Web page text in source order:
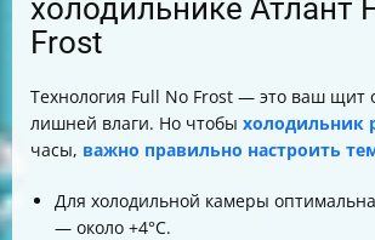
холодильнике Атлант
Frost
Технология Full No Frost — это ваш щит
лишней влаги. Но чтобы холодильник
часы, важно правильно настроить
Для холодильной камеры
— около +4°C.